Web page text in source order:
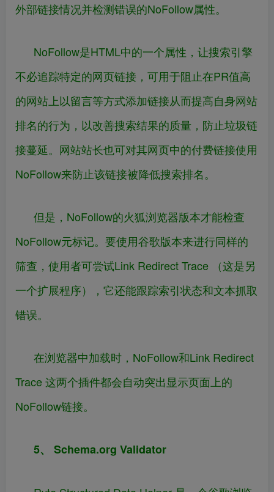
外部链接情况并检测错误的NoFollow属性。
NoFollow是HTML中的一个属性，让搜索引擎
不必追踪特定的网页链接，可用于阻止在PR值高
的网站上以留言等方式添加链接从而提高自身网站
排名的行为，以改善搜索结果的质量，防止垃圾链
接蔓延。网站站长也可对其网页中的付费链接使用
NoFollow来防止该链接被降低搜索排名。
但是，NoFollow的火狐浏览器版本才能检查
NoFollow元标记。要使用谷歌版本来进行同样的
筛查，使用者可尝试Link Redirect Trace （这是另
一个扩展程序），它还能跟踪索引状态和文本抓取
错误。
在浏览器中加载时，NoFollow和Link Redirect
Trace 这两个插件都会自动突出显示页面上的
NoFollow链接。
5、 Schema.org Validator